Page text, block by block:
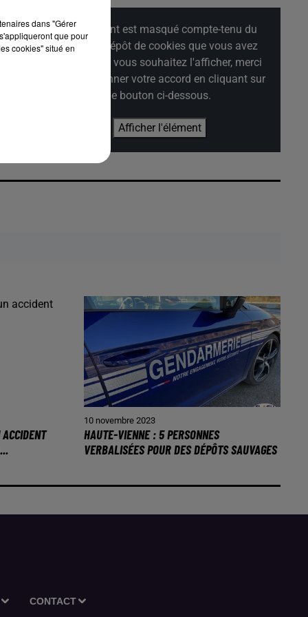
Cet élément est masqué compte-tenu du
refus du dépôt de cookies que vous avez
exprimé. Si vous souhaitez l'afficher, merci
de nous donner votre accord en cliquant sur
le bouton ci-dessous.
Afficher l'élément
10 novembre 2023
HAUTE-VIENNE : 5 PERSONNES
VERBALISÉES POUR DES DÉPÔTS SAUVAGES
CONTACT
dans "Gérer
que pour
cookies" situé en